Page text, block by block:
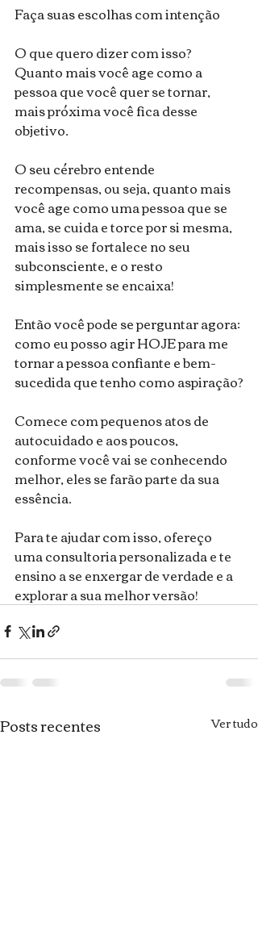
Faça suas escolhas com intenção
O que quero dizer com isso?
Quanto mais você age como a
pessoa que você quer se tornar,
mais próxima você fica desse
objetivo.
O seu cérebro entende
recompensas, ou seja, quanto mais
você age como uma pessoa que se
ama, se cuida e torce por si mesma,
mais isso se fortalece no seu
subconsciente, e o resto
simplesmente se encaixa!
Então você pode se perguntar agora:
como eu posso agir HOJE para me
tornar a pessoa confiante e bem-
sucedida que tenho como aspiração?
Comece com pequenos atos de
autocuidado e aos poucos,
conforme você vai se conhecendo
melhor, eles se farão parte da sua
essência.
Para te ajudar com isso, ofereço
uma consultoria personalizada e te
ensino a se enxergar de verdade e a
explorar a sua melhor versão!
Posts recentes Ver tudo